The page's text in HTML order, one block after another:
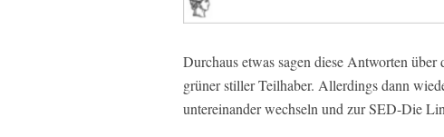
Durchaus etwas sagen diese Antworten
grüner stiller Teilhaber. Allerdings dann
untereinander wechseln und zur SED-Die